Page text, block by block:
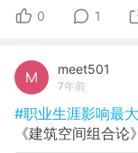
0 1
meet501
7年前
#职业生涯影响最
《建筑空间组合论